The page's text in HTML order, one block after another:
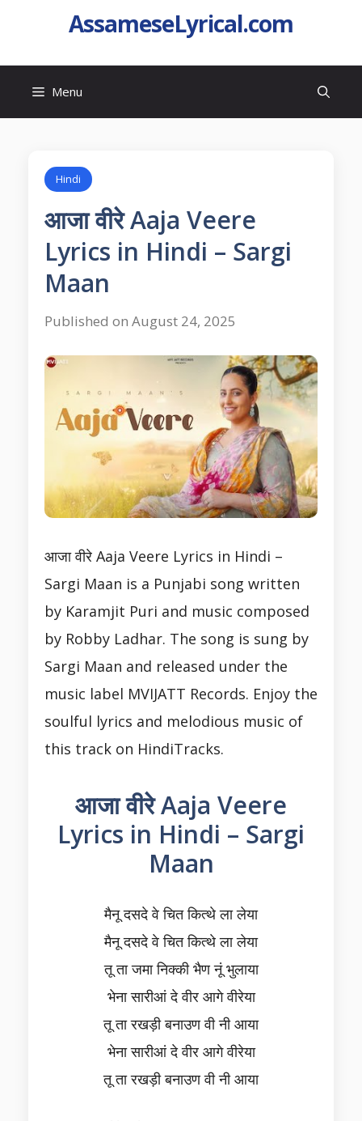
AssameseLyrical.com
Menu
Hindi
आजा वीरे Aaja Veere
Lyrics in Hindi – Sargi
Maan
Published on August 24, 2025
आजा वीरे Aaja Veere Lyrics in Hindi –
Sargi Maan is a Punjabi song written
by Karamjit Puri and music composed
by Robby Ladhar. The song is sung by
Sargi Maan and released under the
music label MVIJATT Records. Enjoy the
soulful lyrics and melodious music of
this track on HindiTracks.
आजा वीरे Aaja Veere
Lyrics in Hindi – Sargi
Maan
मैनू दसदे वे चित कित्थे ला लेया
मैनू दसदे वे चित कित्थे ला लेया
तू ता जमा निक्की भैण नूं भुलाया
भेना सारीआं दे वीर आगे वीरेया
तू ता रखड़ी बनाउण वी नी आया
भेना सारीआं दे वीर आगे वीरेया
तू ता रखड़ी बनाउण वी नी आया